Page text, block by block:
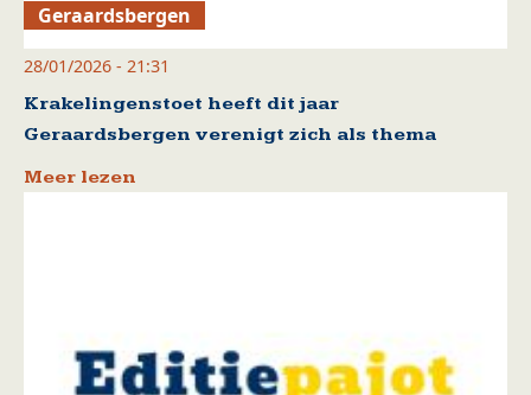
Geraardsbergen
28/01/2026 - 21:31
Krakelingenstoet heeft dit jaar
Geraardsbergen verenigt zich als thema
Meer lezen